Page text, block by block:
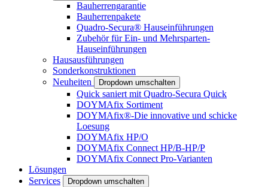
Bauherrengarantie
Bauherrenpakete
Quadro-Secura® Hauseinführungen
Zubehör für Ein- und Mehrsparten-
Hauseinführungen
Hausausführungen
Sonderkonstruktionen
Neuheiten
Dropdown umschalten
Quick saniert mit Quadro-Secura Quick
DOYMAfix Sortiment
DOYMAfix®-Die innovative und schicke
Loesung
DOYMAfix HP/O
DOYMAfix Connect HP/B-HP/P
DOYMAfix Connect Pro-Varianten
Lösungen
Services
Dropdown umschalten